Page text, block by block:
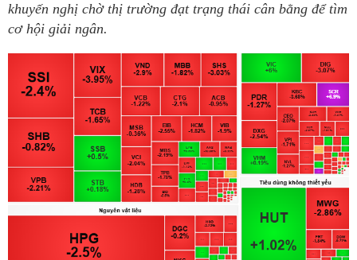
khuyến nghị chờ thị trường đạt trạng thái cân bằng để tìm
cơ hội giải ngân.